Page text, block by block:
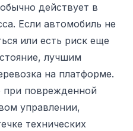
действует в
Если автомобиль не
или есть риск еще
лучшим
на платформе.
при поврежденной
управлении,
технических